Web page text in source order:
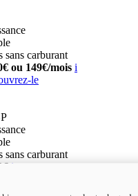
sans carburant
ou 149€/mois i
le
sans carburant
i